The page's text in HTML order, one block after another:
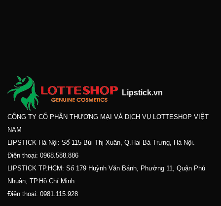
Lipstick.vn
CÔNG TY CỔ PHẦN THƯƠNG MẠI VÀ DỊCH VỤ LOTTESHOP VIỆT
NAM
LIPSTICK Hà Nội: Số 115 Bùi Thị Xuân, Q.Hai Bà Trưng, Hà Nội.
Điện thoại: 0968.588.886
LIPSTICK TP.HCM: Số 179 Huỳnh Văn Bánh, Phường 11, Quận Phú
Nhuận, TP.Hồ Chí Minh.
Điện thoại: 0981.115.928